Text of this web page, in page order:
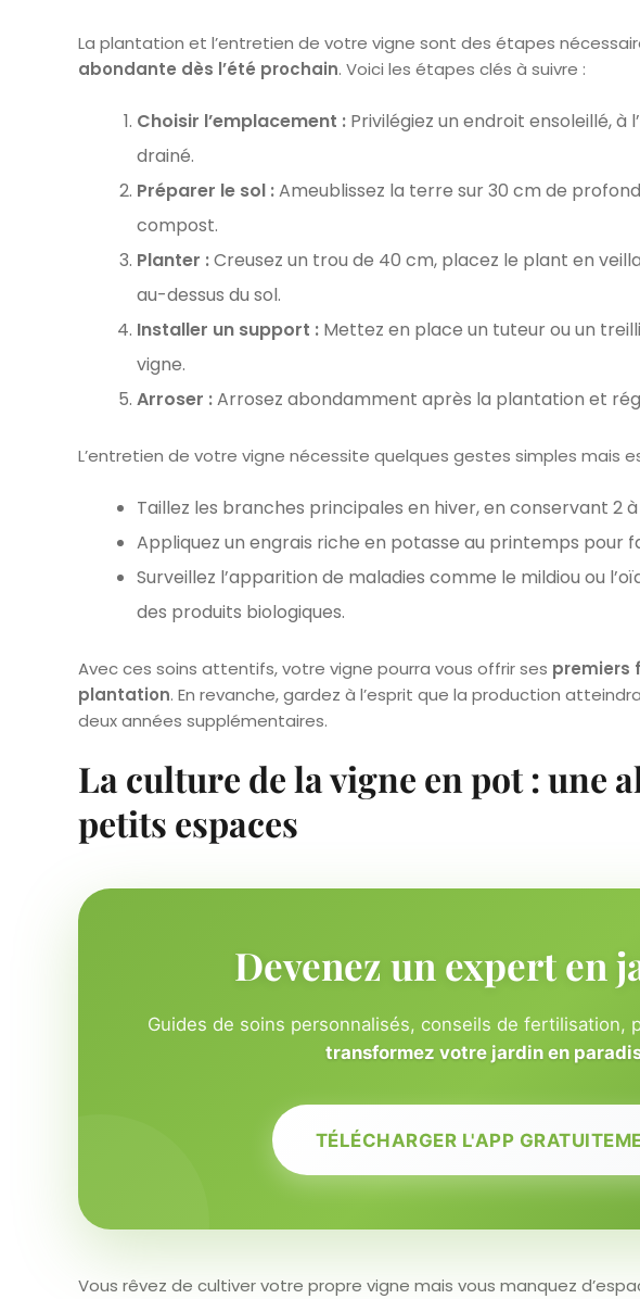
La plantation et l’entretien de votre vigne sont des étapes
abondante dès l’été prochain. Voici les étapes clés à suivre :
Choisir l’emplacement : Privilégiez un endroit ensoleillé, à
drainé.
Préparer le sol :Ameublissez la terre sur 30 cm de
compost.
Planter :Creusez un trou de 40 cm, placez le plant en
au-dessus du sol.
Installer un support : Mettez en place un tuteur ou un
vigne.
Arroser :Arrosez abondamment après la plantation et
L’entretien de votre vigne nécessite quelques gestes simples mais
Taillez les branches principales en hiver, en conservant 2
Appliquez un engrais riche en potasse au printemps pour
Surveillez l’apparition de maladies comme le mildiou ou
des produits biologiques.
Avec ces soins attentifs, votre vigne pourra vous offrir ses premiers
plantation. En revanche, gardez à l’esprit que la production
deux années supplémentaires.
La culture de la vigne en pot : une
petits espaces
Devenez un expert en
Guides de soins personnalisés, conseils de fertilisation,
transformez votre jardin en
TÉLÉCHARGER L'APP
Vous rêvez de cultiver votre propre vigne mais vous manquez